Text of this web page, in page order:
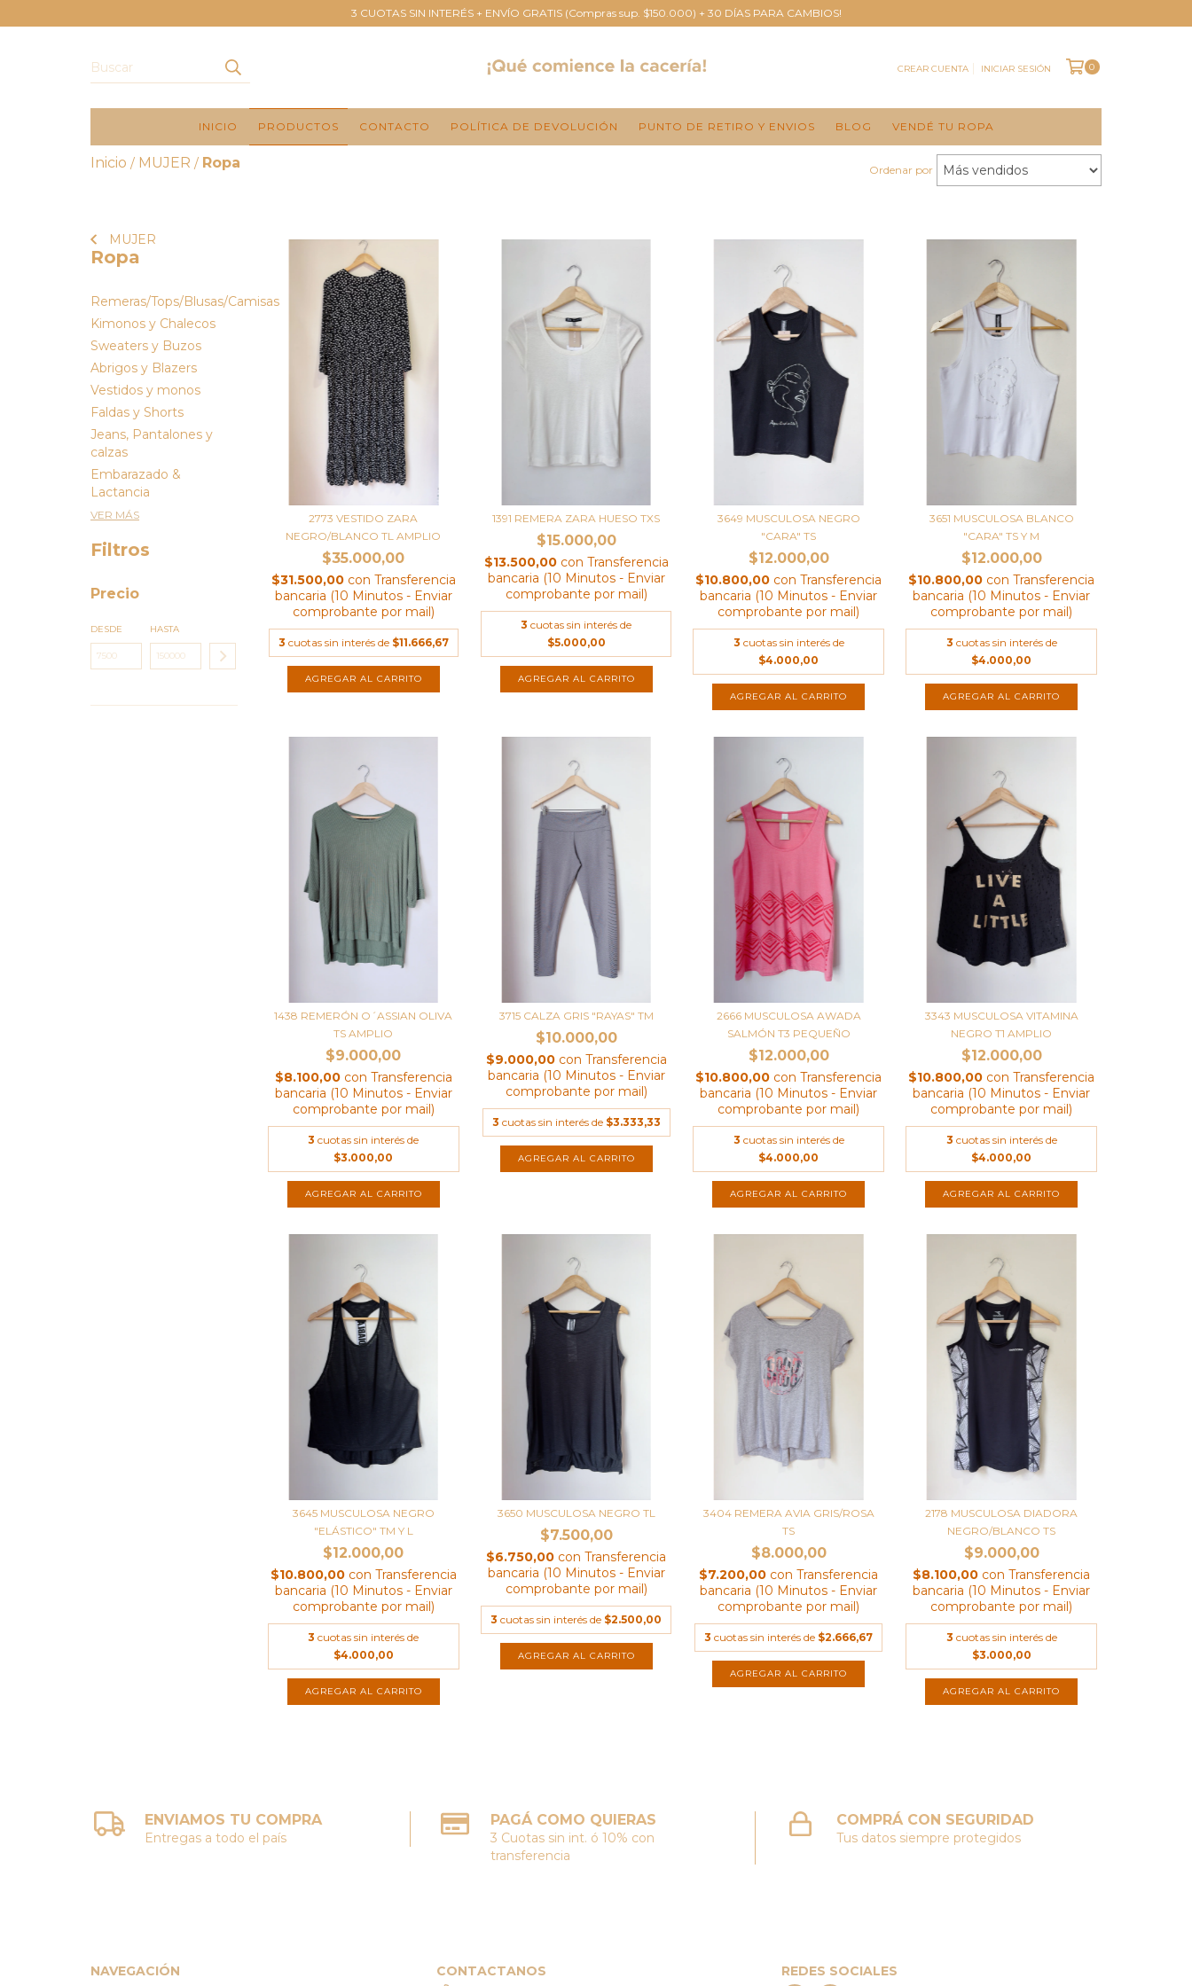
3 CUOTAS SIN INTERÉS + ENVÍO GRATIS (Compras sup. $150.000) + 30 DÍAS PARA CAMBIOS!
CREAR CUENTA INICIAR SESIÓN 0
INICIO PRODUCTOS CONTACTO POLÍTICA DE DEVOLUCIÓN PUNTO DE RETIRO Y ENVIOS BLOG VENDÉ TU ROPA
Inicio / MUJER / Ropa Ordenar por
MUJER
Ropa
Remeras/Tops/Blusas/Camisas
Kimonos y Chalecos
Sweaters y Buzos
Abrigos y Blazers
Vestidos y monos
Faldas y Shorts
Jeans, Pantalones y
calzas
Embarazado &
Lactancia
VER MÁS
Filtros
Precio
DESDE HASTA
2773 VESTIDO ZARA
NEGRO/BLANCO TL AMPLIO
$35.000,00
$31.500,00 con Transferencia
bancaria (10 Minutos - Enviar
comprobante por mail)
3 cuotas sin interés de $11.666,67
1391 REMERA ZARA HUESO TXS
$15.000,00
$13.500,00 con Transferencia
bancaria (10 Minutos - Enviar
comprobante por mail)
3 cuotas sin interés de
$5.000,00
3649 MUSCULOSA NEGRO
"CARA" TS
$12.000,00
$10.800,00 con Transferencia
bancaria (10 Minutos - Enviar
comprobante por mail)
3 cuotas sin interés de
$4.000,00
AGREGAR AL CARRITO
3651 MUSCULOSA BLANCO
"CARA" TS Y M
$12.000,00
$10.800,00 con Transferencia
bancaria (10 Minutos - Enviar
comprobante por mail)
3 cuotas sin interés de
$4.000,00
AGREGAR AL CARRITO
1438 REMERÓN O´ASSIAN OLIVA
TS AMPLIO
$9.000,00
$8.100,00 con Transferencia
bancaria (10 Minutos - Enviar
comprobante por mail)
3 cuotas sin interés de
$3.000,00
3715 CALZA GRIS "RAYAS" TM
$10.000,00
$9.000,00 con Transferencia
bancaria (10 Minutos - Enviar
comprobante por mail)
3 cuotas sin interés de $3.333,33
2666 MUSCULOSA AWADA
SALMÓN T3 PEQUEÑO
$12.000,00
$10.800,00 con Transferencia
bancaria (10 Minutos - Enviar
comprobante por mail)
3 cuotas sin interés de
$4.000,00
3343 MUSCULOSA VITAMINA
NEGRO T1 AMPLIO
$12.000,00
$10.800,00 con Transferencia
bancaria (10 Minutos - Enviar
comprobante por mail)
3 cuotas sin interés de
$4.000,00
3645 MUSCULOSA NEGRO
"ELÁSTICO" TM Y L
$12.000,00
$10.800,00 con Transferencia
bancaria (10 Minutos - Enviar
comprobante por mail)
3 cuotas sin interés de
$4.000,00
AGREGAR AL CARRITO
3650 MUSCULOSA NEGRO TL
$7.500,00
$6.750,00 con Transferencia
bancaria (10 Minutos - Enviar
comprobante por mail)
3 cuotas sin interés de $2.500,00
AGREGAR AL CARRITO
3404 REMERA AVIA GRIS/ROSA
TS
$8.000,00
$7.200,00 con Transferencia
bancaria (10 Minutos - Enviar
comprobante por mail)
3 cuotas sin interés de $2.666,67
2178 MUSCULOSA DIADORA
NEGRO/BLANCO TS
$9.000,00
$8.100,00 con Transferencia
bancaria (10 Minutos - Enviar
comprobante por mail)
3 cuotas sin interés de
$3.000,00
ENVIAMOS TU COMPRA
Entregas a todo el país
PAGÁ COMO QUIERAS
3 Cuotas sin int. ó 10% con
transferencia
COMPRÁ CON SEGURIDAD
Tus datos siempre protegidos
NAVEGACIÓN
CONTACTANOS
REDES SOCIALES